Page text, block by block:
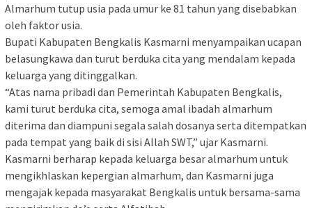
Almarhum tutup usia pada umur ke 81 tahun yang disebabkan
oleh faktor usia.
Bupati Kabupaten Bengkalis Kasmarni menyampaikan ucapan
belasungkawa dan turut berduka cita yang mendalam kepada
keluarga yang ditinggalkan.
“Atas nama pribadi dan Pemerintah Kabupaten Bengkalis,
kami turut berduka cita, semoga amal ibadah almarhum
diterima dan diampuni segala salah dosanya serta ditempatkan
pada tempat yang baik di sisi Allah SWT,” ujar Kasmarni.
Kasmarni berharap kepada keluarga besar almarhum untuk
mengikhlaskan kepergian almarhum, dan Kasmarni juga
mengajak kepada masyarakat Bengkalis untuk bersama-sama